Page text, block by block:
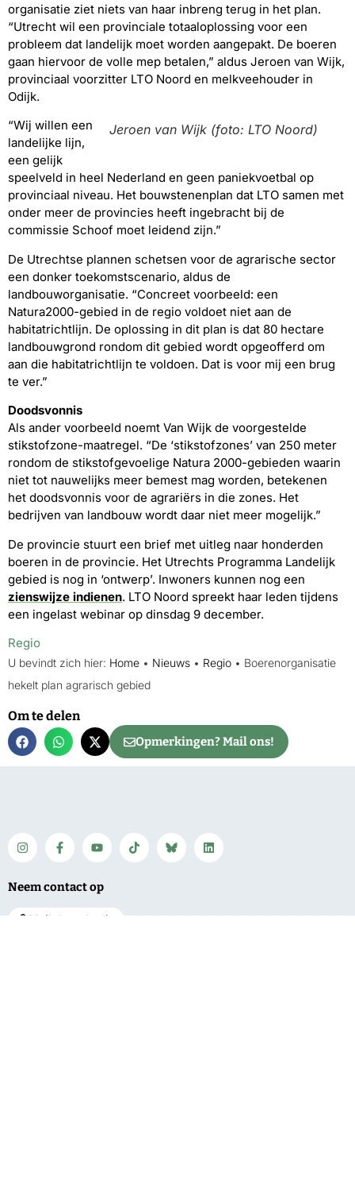
organisatie ziet niets van haar inbreng terug in het plan.
“Utrecht wil een provinciale totaaloplossing voor een
probleem dat landelijk moet worden aangepakt. De boeren
gaan hiervoor de volle mep betalen,” aldus Jeroen van Wijk,
provinciaal voorzitter LTO Noord en melkveehouder in
Odijk.
Jeroen van Wijk (foto: LTO Noord)
“Wij willen een
landelijke lijn,
een gelijk
speelveld in heel Nederland en geen paniekvoetbal op
provinciaal niveau. Het bouwstenenplan dat LTO samen met
onder meer de provincies heeft ingebracht bij de
commissie Schoof moet leidend zijn.”
De Utrechtse plannen schetsen voor de agrarische sector
een donker toekomstscenario, aldus de
landbouworganisatie. “Concreet voorbeeld: een
Natura2000-gebied in de regio voldoet niet aan de
habitatrichtlijn. De oplossing in dit plan is dat 80 hectare
landbouwgrond rondom dit gebied wordt opgeofferd om
aan die habitatrichtlijn te voldoen. Dat is voor mij een brug
te ver.”
Doodsvonnis
Als ander voorbeeld noemt Van Wijk de voorgestelde
stikstofzone-maatregel. “De ‘stikstofzones’ van 250 meter
rondom de stikstofgevoelige Natura 2000-gebieden waarin
niet tot nauwelijks meer bemest mag worden, betekenen
het doodsvonnis voor de agrariërs in die zones. Het
bedrijven van landbouw wordt daar niet meer mogelijk.”
De provincie stuurt een brief met uitleg naar honderden
boeren in de provincie. Het Utrechts Programma Landelijk
gebied is nog in ‘ontwerp’. Inwoners kunnen nog een
zienswijze indienen. LTO Noord spreekt haar leden tijdens
een ingelast webinar op dinsdag 9 december.
Regio
U bevindt zich hier: Home • Nieuws • Regio • Boerenorganisatie
hekelt plan agrarisch gebied
Om te delen
Opmerkingen? Mail ons!
Neem contact op
Mail de redactie